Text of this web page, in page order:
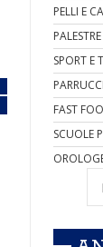
PELLI E
PALESTRE
SPORT E
FAST
SCUOLE